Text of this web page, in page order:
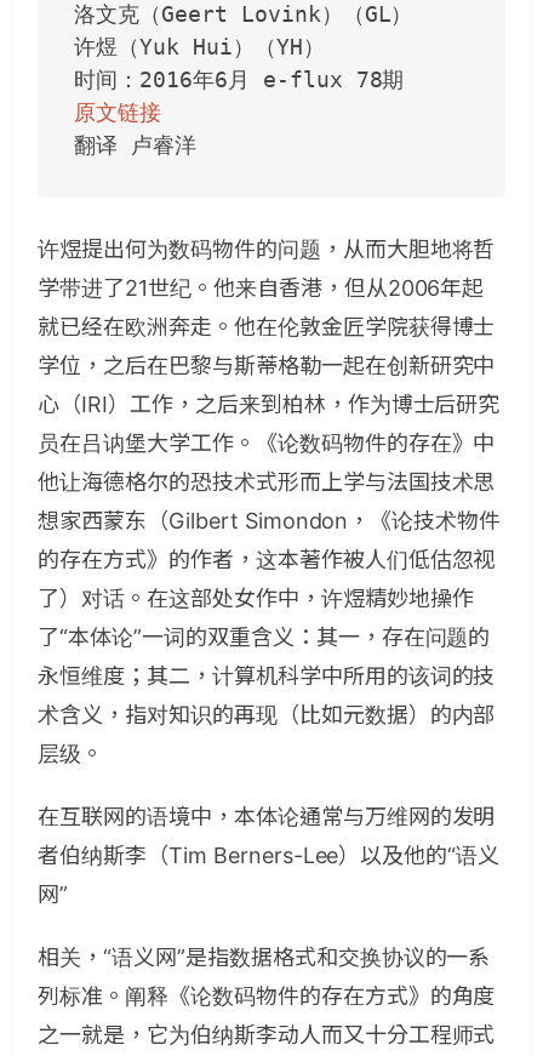
洛文克（Geert Lovink）（GL）
许煜（Yuk Hui）（YH）
原文链接
翻译 卢睿洋
许煜提出何为数码物件的问题，从而大胆地将哲
学带进了21世纪。他来自香港，但从2006年起
就已经在欧洲奔走。他在伦敦金匠学院获得博士
学位，之后在巴黎与斯蒂格勒一起在创新研究中
心（IRI）工作，之后来到柏林，作为博士后研究
员在吕讷堡大学工作。《论数码物件的存在》中
他让海德格尔的恐技术式形而上学与法国技术思
想家西蒙东（Gilbert Simondon，《论技术物件
的存在方式》的作者，这本著作被人们低估忽视
了）对话。在这部处女作中，许煜精妙地操作
了“本体论”一词的双重含义：其一，存在问题的
永恒维度；其二，计算机科学中所用的该词的技
术含义，指对知识的再现（比如元数据）的内部
层级。
在互联网的语境中，本体论通常与万维网的发明
者伯纳斯李（Tim Berners-Lee）以及他的“语义
网”
相关，“语义网”是指数据格式和交换协议的一系
列标准。阐释《论数码物件的存在方式》的角度
之一就是，它为伯纳斯李动人而又十分工程师式